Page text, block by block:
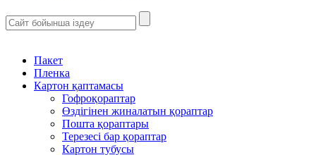
Пакет
Пленка
Картон қаптамасы
Гофроқораптар
Өздігінен жиналатын қораптар
Пошта қораптары
Терезесі бар қораптар
Картон тубусы